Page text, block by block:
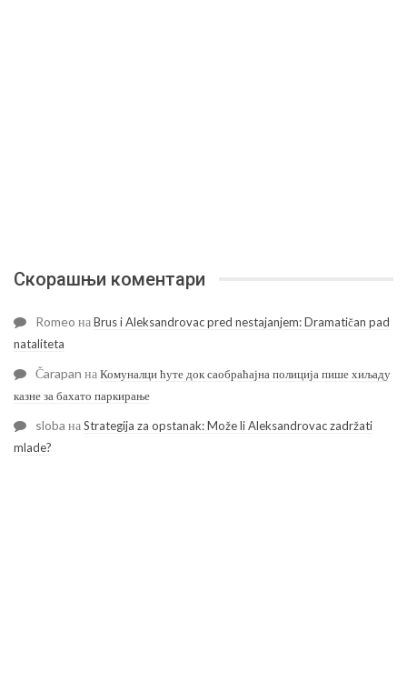
Скорашњи коментари
Romeo наBrus i Aleksandrovac pred nestajanjem: Dramatičan pad
nataliteta
Čarapan наКомуналци ћуте док саобраћајна полиција пише хиљаду
казне за бахато паркирање
sloba наStrategija za opstanak: Može li Aleksandrovac zadržati
mlade?